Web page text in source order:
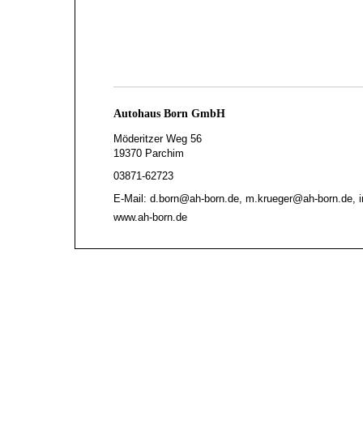
Autohaus Born GmbH
Möderitzer Weg 56
19370 Parchim
03871-62723
E-Mail: d.born@ah-born.de, m.krueger@ah-born.de,
www.ah-born.de